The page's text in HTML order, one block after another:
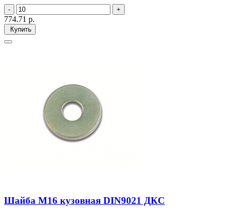
774.71 р.
Купить
Шайба М16 кузовная DIN9021 ДКС